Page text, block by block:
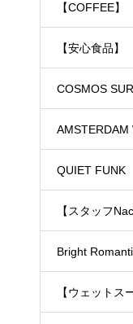
【COFFEE】
【安心食品】
COSMOS
ド）
AMSTERDAM
ェットスーツ）
QUIET FUNK
【スタッフ
Bright
【ウェットス